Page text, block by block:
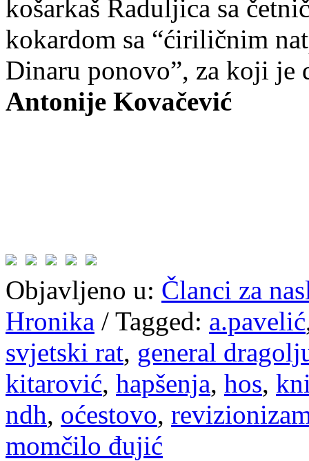
košarkaš Raduljica sa
kokardom sa “ćiriličnim
Dinaru ponovo”, za koji je
Antonije Kovačević
Objavljeno u: Članci za
Hronika / Tagged: a.pavelić
svjetski rat, general
kitarović, hapšenja, hos,
ndh, oćestovo,
momčilo đujić